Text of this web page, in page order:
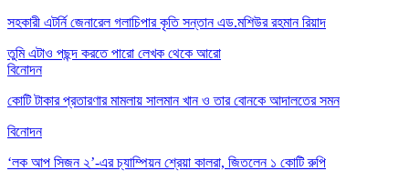
সহকারী এটর্নি জেনারেল গলাচিপার কৃতি সন্তান এড.মশিউর রহমান রিয়াদ
তুমি এটাও পছন্দ করতে পারো লেখক থেকে আরো
বিনোদন
কোটি টাকার প্রতারণার মামলায় সালমান খান ও তার বোনকে আদালতের সমন
বিনোদন
‘লক আপ সিজন ২’-এর চ্যাম্পিয়ন শ্রেয়া কালরা, জিতলেন ১ কোটি রুপি